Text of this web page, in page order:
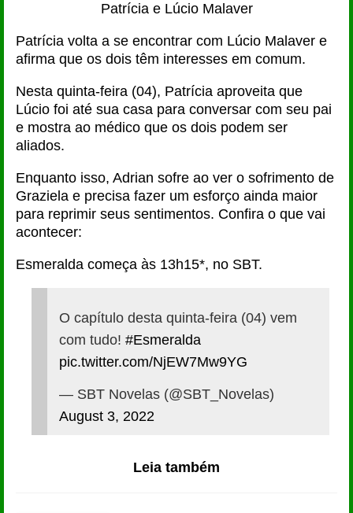
Patrícia e Lúcio Malaver
Patrícia volta a se encontrar com Lúcio Malaver e
afirma que os dois têm interesses em comum.
Nesta quinta-feira (04), Patrícia aproveita que
Lúcio foi até sua casa para conversar com seu pai
e mostra ao médico que os dois podem ser
aliados.
Enquanto isso, Adrian sofre ao ver o sofrimento de
Graziela e precisa fazer um esforço ainda maior
para reprimir seus sentimentos. Confira o que vai
acontecer:
Esmeralda começa às 13h15*, no SBT.
O capítulo desta quinta-feira (04) vem
com tudo! #Esmeralda
pic.twitter.com/NjEW7Mw9YG
— SBT Novelas (@SBT_Novelas)
August 3, 2022
Leia também